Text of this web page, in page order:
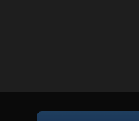
Unmute
如有不便請見諒